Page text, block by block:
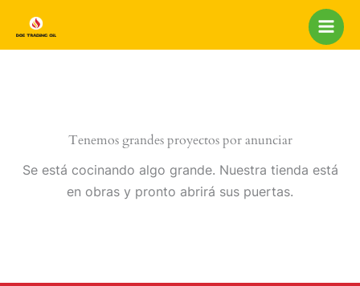
contenido
Tenemos grandes proyectos por anunciar
Se está cocinando algo grande. Nuestra tienda está
en obras y pronto abrirá sus puertas.